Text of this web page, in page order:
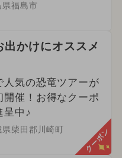
県福島市
かけにオススメ
人気の恐竜ツアーが
開催！お得なクーポ
呈中♪
県柴田郡川崎町 クーポン